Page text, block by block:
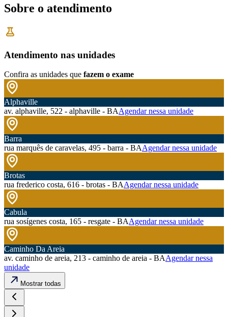
Sobre o atendimento
Atendimento nas unidades
Confira as unidades que fazem o exame
Alphaville
av. alphaville, 522 - alphaville - BAAgendar nessa unidade
Barra
rua marquês de caravelas, 495 - barra - BAAgendar nessa unidade
Brotas
rua frederico costa, 616 - brotas - BAAgendar nessa unidade
Cabula
rua sosígenes costa, 165 - resgate - BAAgendar nessa unidade
Caminho Da Areia
av. caminho de areia, 213 - caminho de areia - BAAgendar nessa
unidade
Mostrar todas